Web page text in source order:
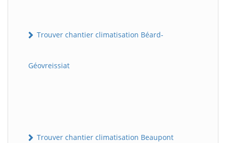
Trouver chantier climatisation Béard-
Géovreissiat
Trouver chantier climatisation Beaupont